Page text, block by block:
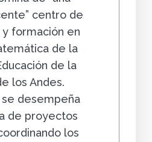
centro de
formación en
de la
de la
los Andes.
desempeña
de proyectos
los